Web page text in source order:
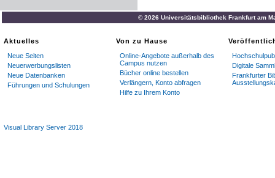
© 2026 Universitätsbibliothek Frankfurt am
Aktuelles
Neue Seiten
Neuerwerbungslisten
Neue Datenbanken
Führungen und Schulungen
Von zu Hause
Online-Angebote außerhalb des
Campus nutzen
Bücher online bestellen
Verlängern, Konto abfragen
Hilfe zu Ihrem Konto
Digitale
Frankfurter
Visual Library Server 2018